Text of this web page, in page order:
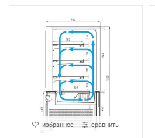
избранное сравнить